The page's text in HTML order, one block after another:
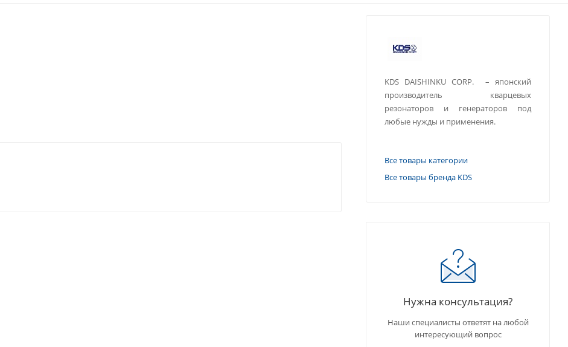
KDS DAISHINKU CORP. – японский
производитель кварцевых
резонаторов и генераторов под
любые нужды и применения.
Все товары категории
Все товары бренда KDS
Нужна консультация?
Наши специалисты ответят на любой
интересующий вопрос